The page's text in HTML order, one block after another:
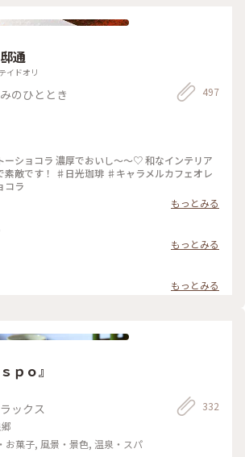
通
イドオリ
のひととき 497
ーショコラ 濃厚でおいし〜〜♡ 和なインテリア
素敵です！ ♯日光珈琲 ♯キャラメルカフェオレ
コラ
もっとみる
もっとみる
もっとみる
ｐｏ』
ックス
お菓子, 風景・景色, 温泉・スパ
332